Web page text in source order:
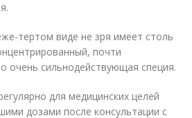
тертом виде не зря имеет столь
почти
очень сильнодействующая специя.
для медицинских целей
дозами после консультации с